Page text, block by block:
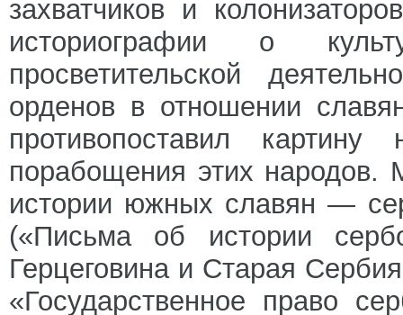
захватчиков и
историографии о
просветительской
орденов в отношении
противопоставил картину
порабощения этих народов.
истории южных славян —
(«Письма об истории
Герцеговина и Старая
«Государственное право